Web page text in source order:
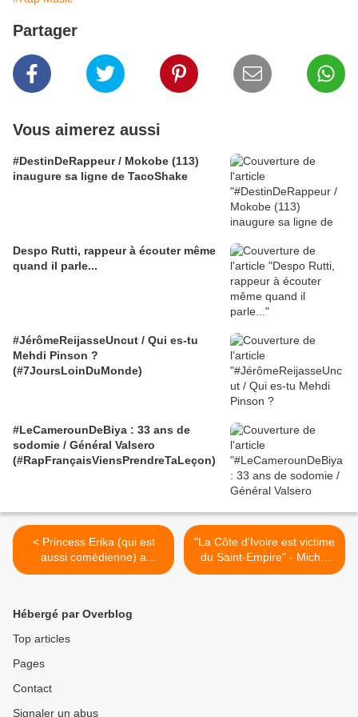
Partager
Vous aimerez aussi
#DestinDeRappeur / Mokobe (113)
inaugure sa ligne de TacoShake
Despo Rutti, rappeur à écouter même
quand il parle...
#JérômeReijasseUncut / Qui es-tu
Mehdi Pinson ?
(#7JoursLoinDuMonde)
#LeCamerounDeBiya : 33 ans de
sodomie / Général Valsero
(#RapFrançaisViensPrendreTaLeçon)
< Princess Erika (qui est
aussi comédienne) a
beaucoup aimé Josepha de
"La Côte d'Ivoire est victime
du Saint-Empire" - Michel
Nzau (Bantunani) - Janvier
Hébergé par Overblog
Top articles
Pages
Contact
Signaler un abus